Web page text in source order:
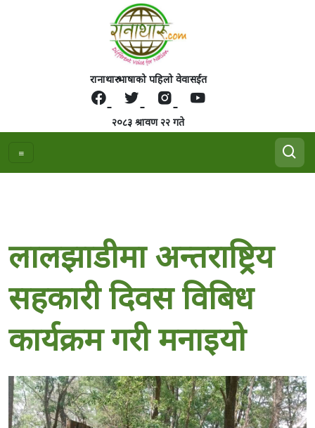
रानाथारु भाषाको पहिलो वेवासईत
२०८३ श्रावण २२ गते
लालझाडीमा अन्तराष्ट्रिय
सहकारी दिवस विबिध
कार्यक्रम गरी मनाइयो